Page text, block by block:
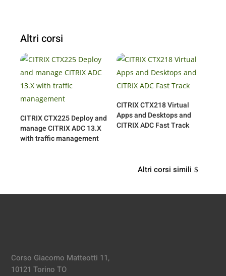
Altri corsi
CITRIX CTX225 Deploy and
manage CITRIX ADC 13.X
with traffic management
CITRIX CTX218 Virtual
Apps and Desktops and
CITRIX ADC Fast Track
Altri corsi simili
Corso Giacomo Matteotti 11,
10121 Torino TO